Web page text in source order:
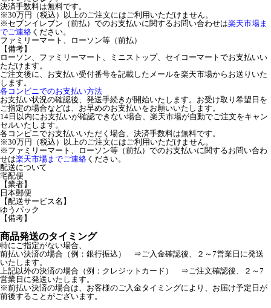
決済手数料は無料です。
※30万円（税込）以上のご注文にはご利用いただけません。
※セブンイレブン（前払）でのお支払いに関するお問い合わせは楽天市場ま
でご連絡 ください。
ファミリーマート、ローソン等（前払）
【備考】
ローソン、ファミリーマート、ミニストップ、セイコーマートでお支払いい
ただけます。
ご注文後に、お支払い受付番号を記載したメールを楽天市場からお送りいた
します。
各コンビニでのお支払い方法
お支払い状況の確認後、発送手続きが開始いたします。お受け取り希望日を
ご指定の場合などは、お早めのお支払いをお願いいたします。
14日以内にお支払いが確認できない場合、楽天市場が自動でご注文をキャン
セルいたします。
各コンビニでお支払いいただく場合、決済手数料は無料です。
※30万円（税込）以上のご注文にはご利用いただけません。
※ファミリーマート、ローソン等（前払）でのお支払いに関するお問い合わ
せは楽天市場までご連絡 ください。
配送について
宅配便
【業者】
日本郵便
【配送サービス名】
ゆうパック
【備考】
商品発送のタイミング
特にご指定がない場合、
前払い決済の場合（例：銀行振込） ⇒ご入金確認後、２～7営業日に発送
いたします。
上記以外の決済の場合（例：クレジットカード） ⇒ご注文確認後、２～7
営業日に発送いたします。
※前払い決済の場合は、お客様のご入金タイミングにより、お届け予定日が
前後することがございます。